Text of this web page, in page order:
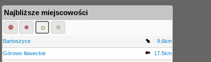
Najbliższe miejscowości
Bartoszyce 9.6km
Górowo Iławeckie 17.5km